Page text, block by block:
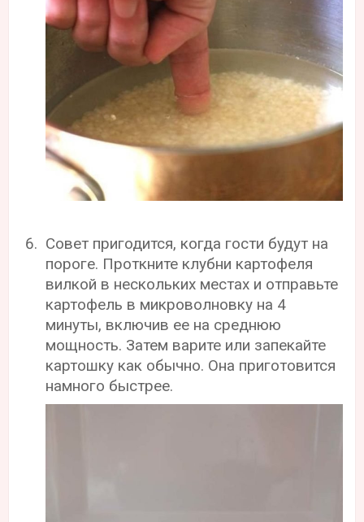
Совет пригодится, когда гости будут на
пороге. Проткните клубни картофеля
вилкой в нескольких местах и отправьте
картофель в микроволновку на 4
минуты, включив ее на среднюю
мощность. Затем варите или запекайте
картошку как обычно. Она приготовится
намного быстрее.